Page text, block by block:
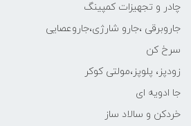
چادر و تجهیزات کمپینگ
جاروبرقی ،جارو شارژی،جاروعصایی
سرخ کن
زودپز، پلوپز،مولتی کوکر
جا ادویه ای
خردکن و سالاد ساز